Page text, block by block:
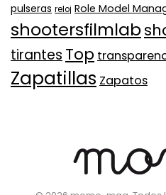
pulseras reloj Role Model
shootersfilmlab
tirantes Top
Zapatillas Zapatos